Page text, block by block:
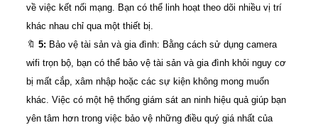
về việc kết nối mạng. Bạn có thể linh hoạt theo dõi nhiều vị trí
khác nhau chỉ qua một thiết bị.
🔖 5: Bảo vệ tài sản và gia đình: Bằng cách sử dụng camera
wifi trọn bộ, bạn có thể bảo vệ tài sản và gia đình khỏi nguy cơ
bị mất cắp, xâm nhập hoặc các sự kiện không mong muốn
khác. Việc có một hệ thống giám sát an ninh hiệu quả giúp bạn
yên tâm hơn trong việc bảo vệ những điều quý giá nhất của